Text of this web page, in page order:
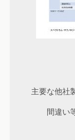
主要な他社
間違い